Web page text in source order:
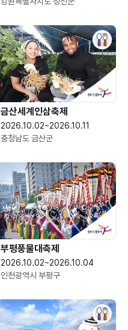
금산세계인삼축제
2026.10.02~2026.10.11
충청남도 금산군
부평풍물대축제
2026.10.02~2026.10.04
인천광역시 부평구